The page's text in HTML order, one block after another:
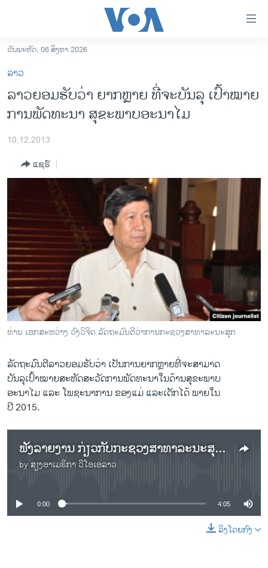
ເຂົ້າ
ຫາ
ຂ້າມ
ຂ້າມ
ຫາ
ອາເມຣິກາ
ການເລືອກຕັ້ງ ປະທານາທີບໍດີ ສະຫະລັດ 2024
ຂ່າວ​ຈີນ
ໂລກ
ອິດສະຫຼະພາບດ້ານການຂ່າວ
ຊີວິດຊາວລາວ
ຊຸມຊົນຊາວລາວ
ວິທະຍາສາດ-ເທັກໂນໂລຈີ
ທຸລະກິດ
ພາສາອັງກິດ
ສຽງ
ລາຍການກະຈາຍສຽງ
ລາຍງານ
ຕິດຕາມພວກເຮົາ ທີ່
ພາສາຕ່າງໆ
ວັນພະຫັດ, 06 ສິງຫາ 2026
ລາວ
ລາວຍອມຮັບ​ວ່າ ​ຍາກ​ຫຼາຍ​ ທີ່​ຈະ​ບັນລຸ​ ເປົ້າໝາຍ​
ການ​ພັດທະນາ​ ສຸຂະພາບ​ອະນາ​ໄມ ​
10,12,2013
ແຊຣ໌
ທ່ານ ​ເອກ​ສະຫວ່າງ ວົງ​ວິຈິດ ລັດຖະມົນຕີ​ວ່າການ​ກະຊວງ​ສາທາລະນະ​ສຸກ
ລັດຖະມົນຕີ​ລາວຍອມຮັບ​ວ່າ​ ເປັນ​ການ​ຍາກ​ຫຼາຍ​ທີ່​ຈະ​ສາມາດ​
ບັນລຸ​ເປົ້າໝາຍ​ສະຫັດ​ສະ​ວັດ​ການ​ພັດທະນາໃນ​ດ້ານ​ສຸຂະພາບ​
ອະນາ​ໄມ ​ແລະ​ ໂພຊະ​ນາ​ການ​ ຂອງ​ແມ່ ​ແລະ​ເດັກ​ໄດ້ ພາຍ​ໃນ​
ປີ 2015.
ຟັງລາຍງານ ກ່ຽວກັບກະຊວງສາທາລະນະສຸກ ລາວ
by ສຽງອາເມຣິກາ ວີໂອເອລາວ
No media source currently available
0:00 4:05
ລິງໂດຍກົງ